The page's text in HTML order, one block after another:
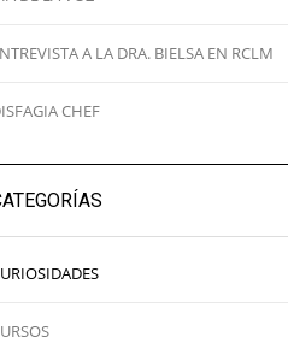
A LA DRA. BIELSA EN RCLM
CHEF